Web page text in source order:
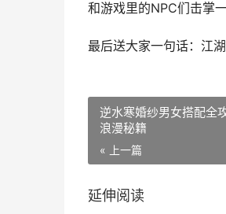
和游戏里的NPC们击掌
最后送大家一句话：江
逆水寒婚纱男女搭配全
浪漫秘籍
« 上一篇
延伸阅读